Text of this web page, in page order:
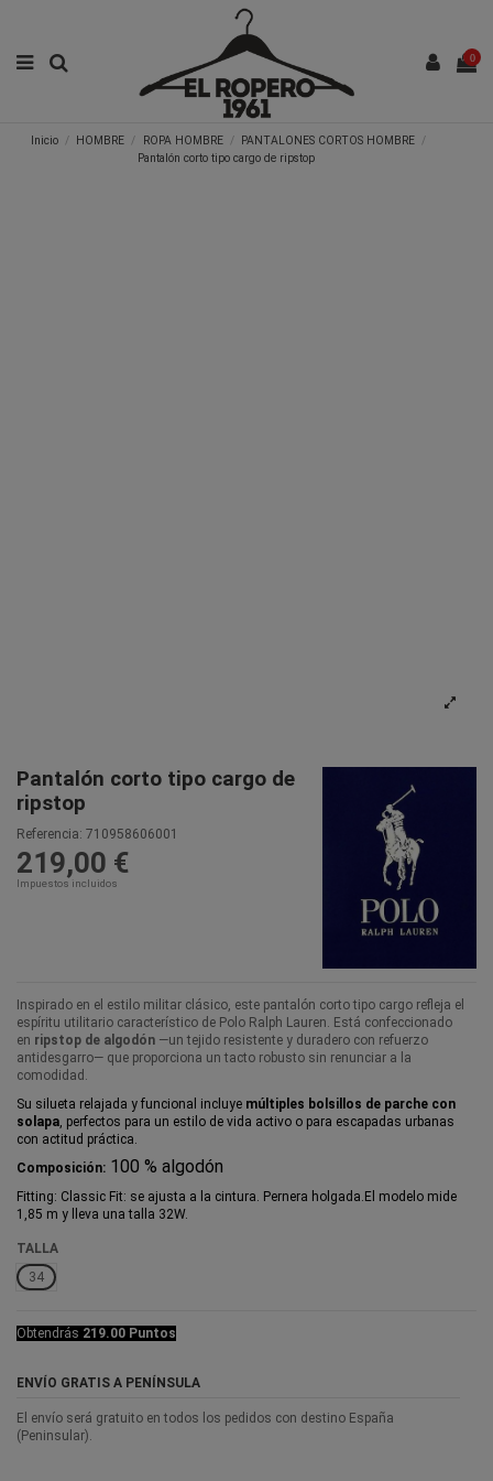
0
Inicio HOMBRE ROPA HOMBRE
PANTALONES CORTOS HOMBRE
Pantalón corto tipo cargo de ripstop
Pantalón corto tipo cargo de
ripstop
Referencia: 710958606001
219,00 €
Impuestos incluidos
Inspirado en el estilo militar clásico, este pantalón corto tipo cargo refleja el
espíritu utilitario característico de Polo Ralph Lauren. Está confeccionado
en ripstop de algodón —un tejido resistente y duradero con refuerzo
antidesgarro— que proporciona un tacto robusto sin renunciar a la
comodidad.
Su silueta relajada y funcional incluye múltiples bolsillos de parche con
solapa , perfectos para un estilo de vida activo o para escapadas urbanas
con actitud práctica.
Composición: 100 % algodón
Fitting: Classic Fit: se ajusta a la cintura. Pernera holgada.El modelo mide
1,85 m y lleva una talla 32W.
TALLA
34
Obtendrás 219.00 Puntos
ENVÍO GRATIS A PENÍNSULA
El envío será gratuito en todos los pedidos con destino España
(Peninsular).